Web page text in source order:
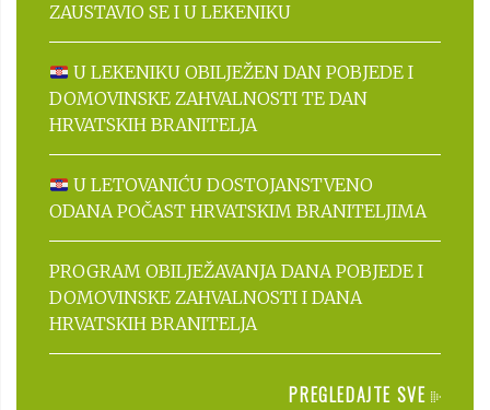
ZAUSTAVIO SE I U LEKENIKU
U LEKENIKU OBILJEŽEN DAN POBJEDE I
DOMOVINSKE ZAHVALNOSTI TE DAN
HRVATSKIH BRANITELJA
U LETOVANIĆU DOSTOJANSTVENO
ODANA POČAST HRVATSKIM BRANITELJIMA
PROGRAM OBILJEŽAVANJA DANA POBJEDE I
DOMOVINSKE ZAHVALNOSTI I DANA
HRVATSKIH BRANITELJA
PREGLEDAJTE SVE